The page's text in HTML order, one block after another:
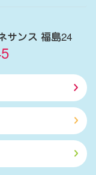
サンス 福島24